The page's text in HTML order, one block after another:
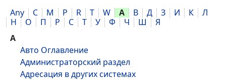
Any C M P R T W А В Д З И К
Л
Н
О П Р С Т У Ф Ч Ш
Я
А
Авто Оглавление
Администраторский раздел
Адресация в других системах